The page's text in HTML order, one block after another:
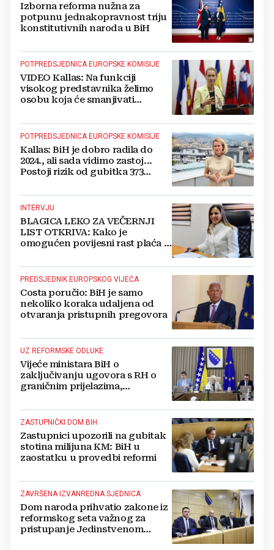
Izborna reforma nužna za
potpunu jednakopravnost triju
konstitutivnih naroda u BiH
POTPREDSJEDNICA EUROPSKE KOMISIJE
VIDEO Kallas: Na funkciji
visokog predstavnika želimo
osobu koja će smanjivati
POTPREDSJEDNICA EUROPSKE KOMISIJE
Kallas: BiH je dobro radila do
2024., ali sada vidimo zastoj...
Postoji rizik od gubitka 373
INTERVJU
BLAGICA LEKO ZA VEČERNJI
LIST OTKRIVA: Kako je
omogućen povijesni rast plaća u
PREDSJEDNIK EUROPSKOG VIJEĆA
Costa poručio: BiH je samo
nekoliko koraka udaljena od
otvaranja pristupnih pregovora
UZ REFORMSKE ODLUKE
Vijeće ministara BiH o
zaključivanju ugovora s RH o
graničnim prijelazima,
ZASTUPNIČKI DOM BIH
Zastupnici upozorili na gubitak
stotina milijuna KM: BiH u
zaostatku u provedbi reformi
ZAVRŠENA IZVANREDNA SJEDNICA
Dom naroda prihvatio zakone iz
reformskog seta važnog za
pristupanje Jedinstvenom